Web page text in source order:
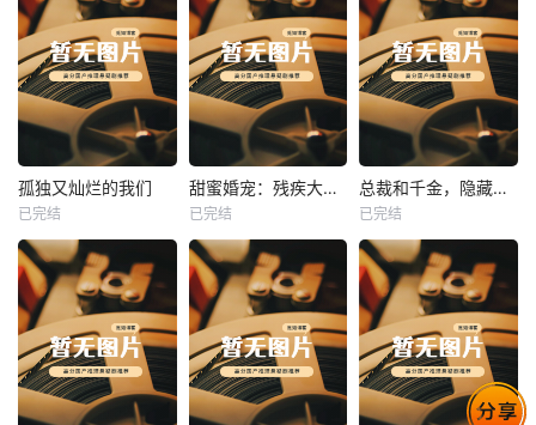
热播
未知
孤独又灿烂的我们
已完结
热播
未知
甜蜜婚宠：残疾大佬夜夜撩
已完结
热播
未知
总裁和千金，隐藏身份闪婚了
已完结